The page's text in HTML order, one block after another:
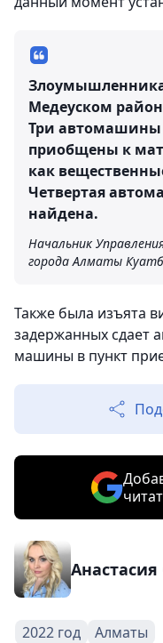
Медеуском
Три
приобщены к
как
Четвертая
найдена.
Начальник
города Алматы
Также была изъята
задержанных сдает
машины в пункт
2022 год Алматы